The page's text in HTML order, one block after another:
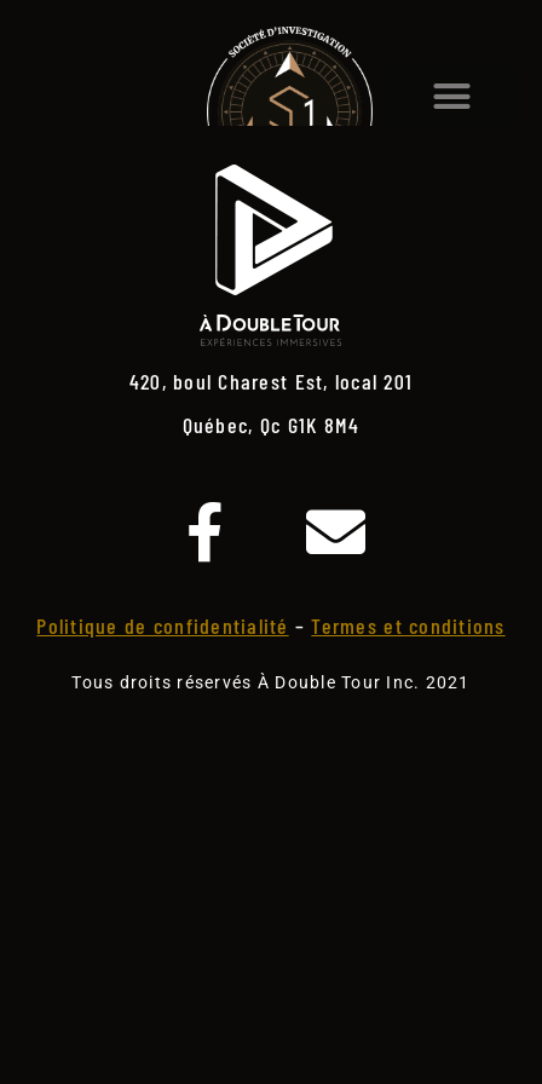
420, boul Charest Est, local 201
Québec, Qc G1K 8M4
Politique de confidentialité –Termes et conditions
Tous droits réservés À Double Tour Inc. 2021